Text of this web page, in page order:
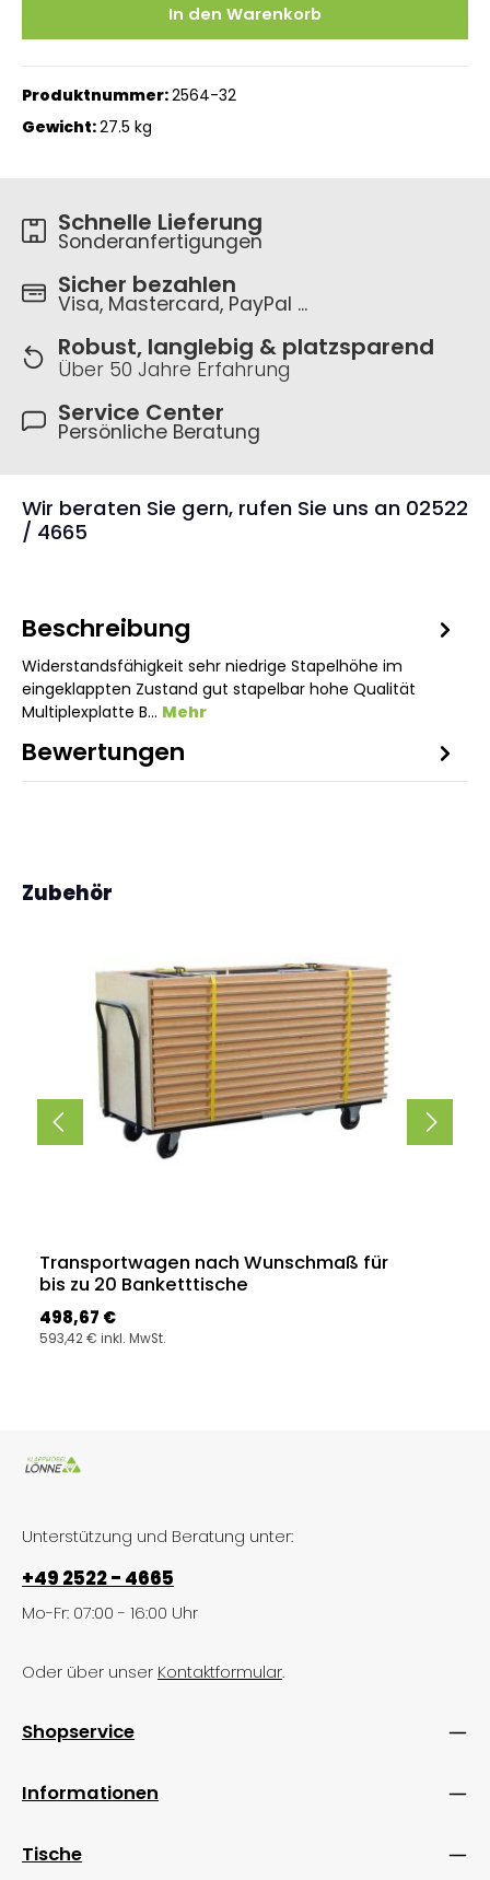
In den Warenkorb
Produktnummer:2564-32
Gewicht:27.5 kg
Schnelle Lieferung
Sonderanfertigungen
Sicher bezahlen
Visa, Mastercard, PayPal ...
Robust, langlebig & platzsparend
Über 50 Jahre Erfahrung
Service Center
Persönliche Beratung
Wir beraten Sie gern, rufen Sie uns an 02522
/ 4665
Beschreibung
Widerstandsfähigkeit sehr niedrige Stapelhöhe im
eingeklappten Zustand gut stapelbar hohe Qualität
Multiplexplatte B… Mehr
Bewertungen
Produktgalerie überspringen
Zubehör
Transportwagen nach Wunschmaß für
bis zu 20 Banketttische
Regulärer Preis:
498,67 €
593,42 € inkl. MwSt.
Unterstützung und Beratung unter:
+49 2522 - 4665
Mo-Fr: 07:00 - 16:00 Uhr
Oder über unser Kontaktformular.
Shopservice
Informationen
Tische